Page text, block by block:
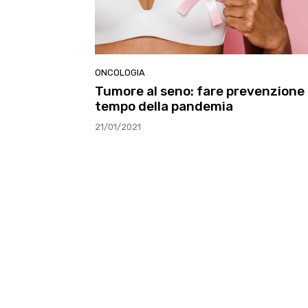
ONCOLOGIA
Tumore al seno: fare prevenzione
tempo della pandemia
21/01/2021